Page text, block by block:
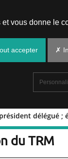
délégué
du TRM
vous donne le
accepter ✗